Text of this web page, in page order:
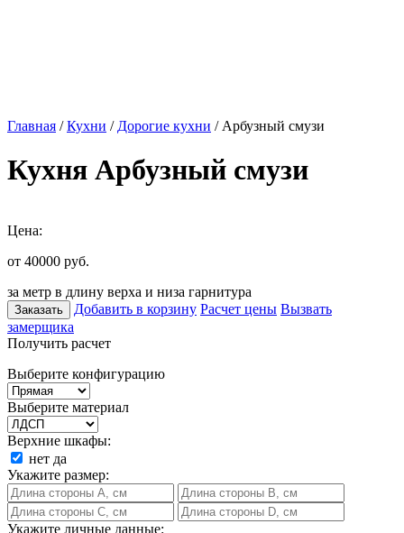
Главная /Кухни / Дорогие кухни / Арбузный смузи
Кухня Арбузный смузи
Цена:
от 40000 руб.
за метр в длину верха и низа гарнитура
Заказать Добавить в корзину Расчет цены Вызвать
замерщика
Получить расчет
Выберите конфигурацию
Выберите материал
Верхние шкафы:
нет да
Укажите размер:
Укажите личные данные: